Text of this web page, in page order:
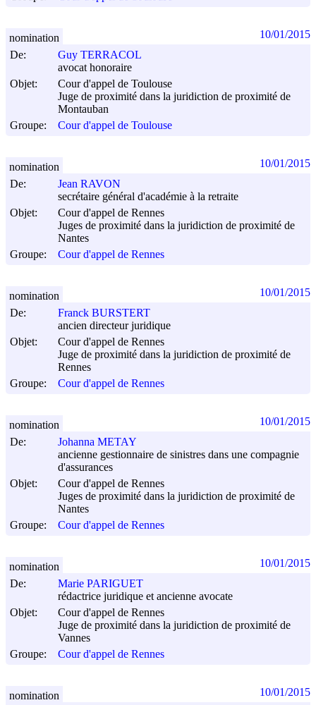
De:
Guy TERRACOL
avocat honoraire
Objet:
Cour d'appel de Toulouse
Juge de proximité dans la juridiction de proximité de
Montauban
Groupe:
Cour d'appel de Toulouse
nomination 10/01/2015
De:
Jean RAVON
secrétaire général d'académie à la retraite
Objet:
Cour d'appel de Rennes
Juges de proximité dans la juridiction de proximité de
Nantes
Groupe:
Cour d'appel de Rennes
nomination 10/01/2015
De:
Franck BURSTERT
ancien directeur juridique
Objet:
Cour d'appel de Rennes
Juge de proximité dans la juridiction de proximité de
Rennes
Groupe:
Cour d'appel de Rennes
nomination 10/01/2015
De:
Johanna METAY
ancienne gestionnaire de sinistres dans une compagnie
d'assurances
Objet:
Cour d'appel de Rennes
Juges de proximité dans la juridiction de proximité de
Nantes
Groupe:
Cour d'appel de Rennes
nomination 10/01/2015
De:
Marie PARIGUET
rédactrice juridique et ancienne avocate
Objet:
Cour d'appel de Rennes
Juge de proximité dans la juridiction de proximité de
Vannes
Groupe:
Cour d'appel de Rennes
nomination 10/01/2015
nomination 10/01/2015